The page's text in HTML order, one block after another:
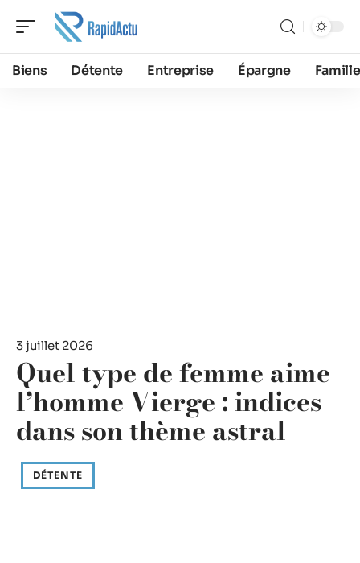
Biens Détente Entreprise Épargne Famille
3 juillet 2026
Quel type de femme aime
l’homme Vierge : indices
dans son thème astral
DÉTENTE